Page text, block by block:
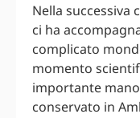
Nella successiva
ci ha
complicato
momento
importante
conservato in